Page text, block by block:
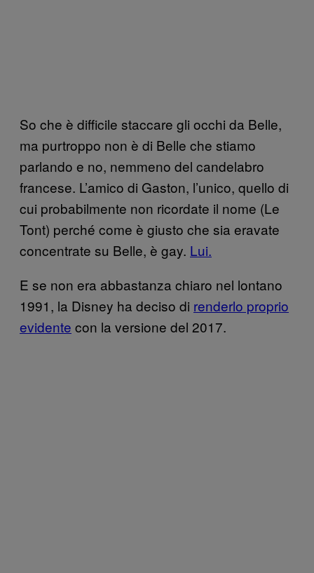
So che è difficile staccare gli occhi da Belle,
ma purtroppo non è di Belle che stiamo
parlando e no, nemmeno del candelabro
francese. L’amico di Gaston, l’unico, quello di
cui probabilmente non ricordate il nome (Le
Tont) perché come è giusto che sia eravate
concentrate su Belle, è gay. Lui.
E se non era abbastanza chiaro nel lontano
1991, la Disney ha deciso di renderlo proprio
evidente con la versione del 2017.